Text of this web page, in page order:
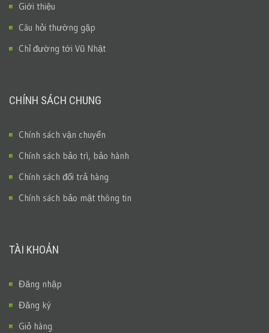
Giới thiệu
Câu hỏi thường gặp
Chỉ đường tới Vũ Nhật
CHÍNH SÁCH CHUNG
Chính sách vận chuyển
Chính sách bảo trì, bảo hành
Chính sách đổi trả hàng
Chính sách bảo mật thông tin
TÀI KHOẢN
Đăng nhập
Đăng ký
Giỏ hàng